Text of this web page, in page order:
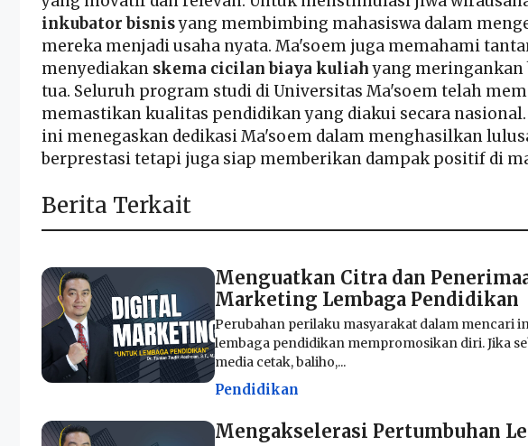
inkubator bisnisyang membimbing mahasiswa dalam
mereka menjadi usaha nyata. Ma'soem juga memahami
menyediakan skema cicilan biaya kuliahyang meringankan
tua. Seluruh program studi di Universitas Ma'soem telah
memastikan kualitas pendidikan yang diakui secara
ini menegaskan dedikasi Ma'soem dalam menghasilkan
berprestasi tetapi juga siap memberikan dampak positif di
Berita Terkait
Menguatkan Citra dan
Marketing Lembaga Pendidikan
Perubahan perilaku masyarakat dalam mencari
lembaga pendidikan mempromosikan diri. Jika
media cetak, baliho,...
Pendidikan
Mengakselerasi Pertumbuhan